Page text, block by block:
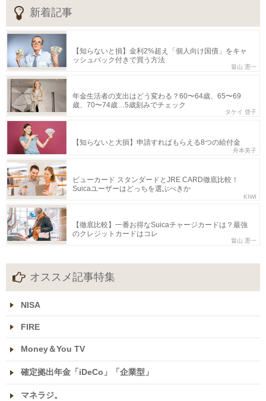
新着記事
【知らないと損】金利2%超え「個人向け国債」をキャ
ッシュバック付きで買う方法
畠山 憲一
年金生活者の支出はどう変わる？60〜64歳、65〜69
歳、70〜74歳…5歳刻みでチェック
タケイ 啓子
【知らないと大損】申請すればもらえる8つの給付金
舟本美子
ビューカード スタンダードとJRE CARD徹底比較！
Suicaユーザーはどっちを選ぶべきか
KIWI
【徹底比較】一番お得なSuicaチャージカードは？最強
のクレジットカードはコレ
畠山 憲一
オススメ記事特集
NISA
FIRE
Money＆You TV
確定拠出年金「iDeCo」「企業型」
マネラジ。